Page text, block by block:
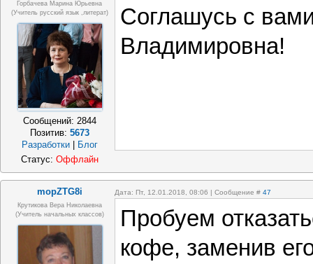
Горбачева Марина Юрьевна
(учитель русский язык ,литерат)
Сообщений: 2844
Позитив: 5673
Разработки
Блог
Соглашусь с
Владимировна!
Статус: Оффлайн
mopZTG8i Дата: Пт, 12.01.2018, 08:06 | Сообщение # 47
Крутикова Вера Николаевна
(учитель начальных классов)
Пробуем
кофе, заменив